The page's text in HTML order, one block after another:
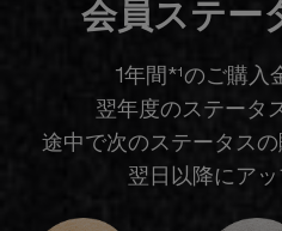
会員ステー
1年間*¹のご購入
翌年度のステータ
途中で次のステータスの
翌日以降にアッ